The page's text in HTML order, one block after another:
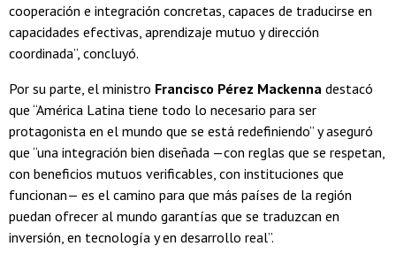
cooperación e integración concretas, capaces de traducirse en
capacidades efectivas, aprendizaje mutuo y dirección
coordinada”, concluyó.
Por su parte, el ministro Francisco Pérez Mackenna destacó
que “América Latina tiene todo lo necesario para ser
protagonista en el mundo que se está redefiniendo” y aseguró
que “una integración bien diseñada —con reglas que se respetan,
con beneficios mutuos verificables, con instituciones que
funcionan— es el camino para que más países de la región
puedan ofrecer al mundo garantías que se traduzcan en
inversión, en tecnología y en desarrollo real”.